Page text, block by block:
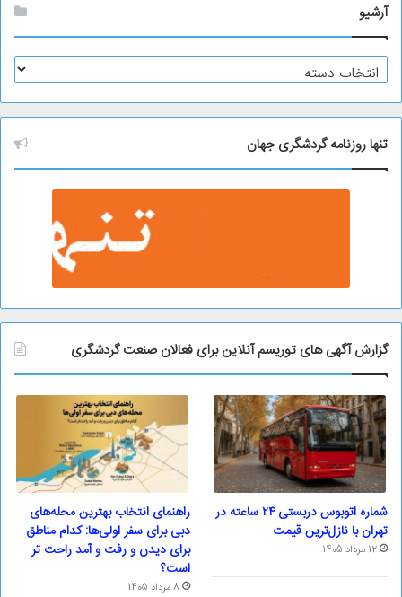
آرشیو
آ
ر
ش
ی
و
تنها روزنامه گردشگری جهان
گزارش آگهی های توریسم آنلاین برای فعالان صنعت گردشگری
شماره اتوبوس دربستی ۲۴ ساعته در
تهران با نازل‌ترین قیمت
12 مرداد 1405
راهنمای انتخاب بهترین محله‌های
دبی برای سفر اولی‌ها: کدام مناطق
برای دیدن و رفت و آمد راحت تر
است؟
8 مرداد 1405